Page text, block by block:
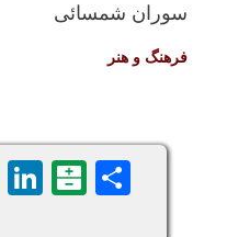
سوران شمسائی
فرهنگ و هنر
Share